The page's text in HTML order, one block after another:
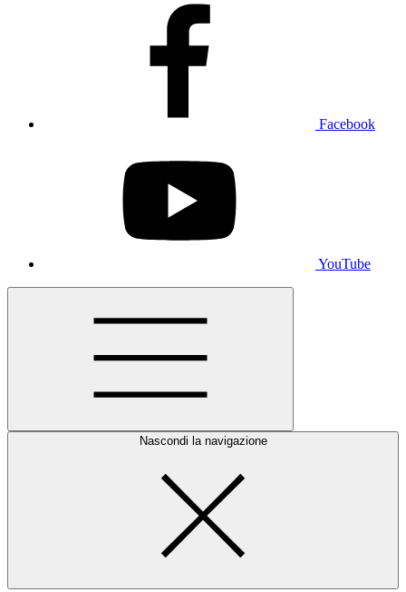
Facebook
YouTube
Nascondi la navigazione